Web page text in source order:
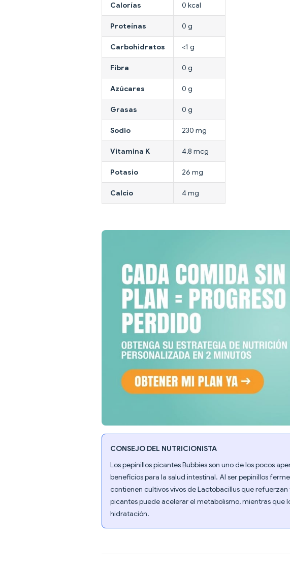
Calorías 0 kcal
Proteínas 0 g
Carbohidratos <1 g
Fibra 0 g
Azúcares 0 g
Grasas 0 g
Sodio 230 mg
Vitamina K 4,8 mcg
Potasio 26 mg
Calcio 4 mg
CONSEJO DEL NUTRICIONISTA
Los pepinillos picantes Bubbies son uno de los pocos
beneficios para la salud intestinal. Al ser pepinillos
contienen cultivos vivos de Lactobacillus que
picantes puede acelerar el metabolismo, mientras que
hidratación.